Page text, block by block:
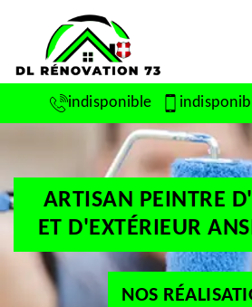
indisponible
ARTISAN PEINTRE
ET D'EXTÉRIEUR
NOS